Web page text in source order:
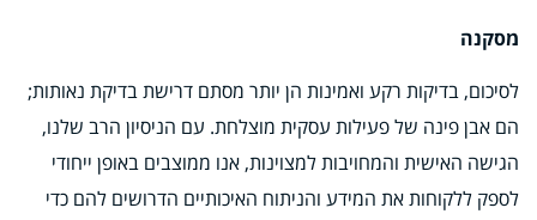
מסקנה
לסיכום, בדיקות רקע ואמינות הן יותר מסתם דרישת בדיקת נאותות;
הם אבן פינה של פעילות עסקית מוצלחת. עם הניסיון הרב שלנו,
הגישה האישית והמחויבות למצוינות, אנו ממוצבים באופן ייחודי
לספק ללקוחות את המידע והניתוח האיכותיים הדרושים להם כדי